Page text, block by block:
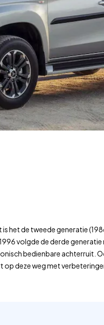
het de tweede generatie
volgde de derde
bedienbare achterruit.
deze weg met